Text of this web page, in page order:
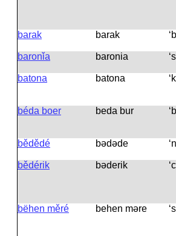
barak
barak
baronǐa
baronia
batona
batona
béda boer
beda bur
bědědé
bədəde
bědérik
bəderik
bëhen měré
behen məre